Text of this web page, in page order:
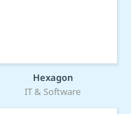
Hexagon
IT & Software